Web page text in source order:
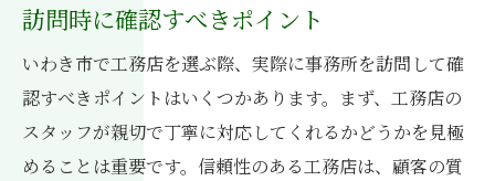
訪問時に確認すべきポイント
いわき市で工務店を選ぶ際、実際に事務所を訪問して確
認すべきポイントはいくつかあります。まず、工務店の
スタッフが親切で丁寧に対応してくれるかどうかを見極
めることは重要です。信頼性のある工務店は、顧客の質